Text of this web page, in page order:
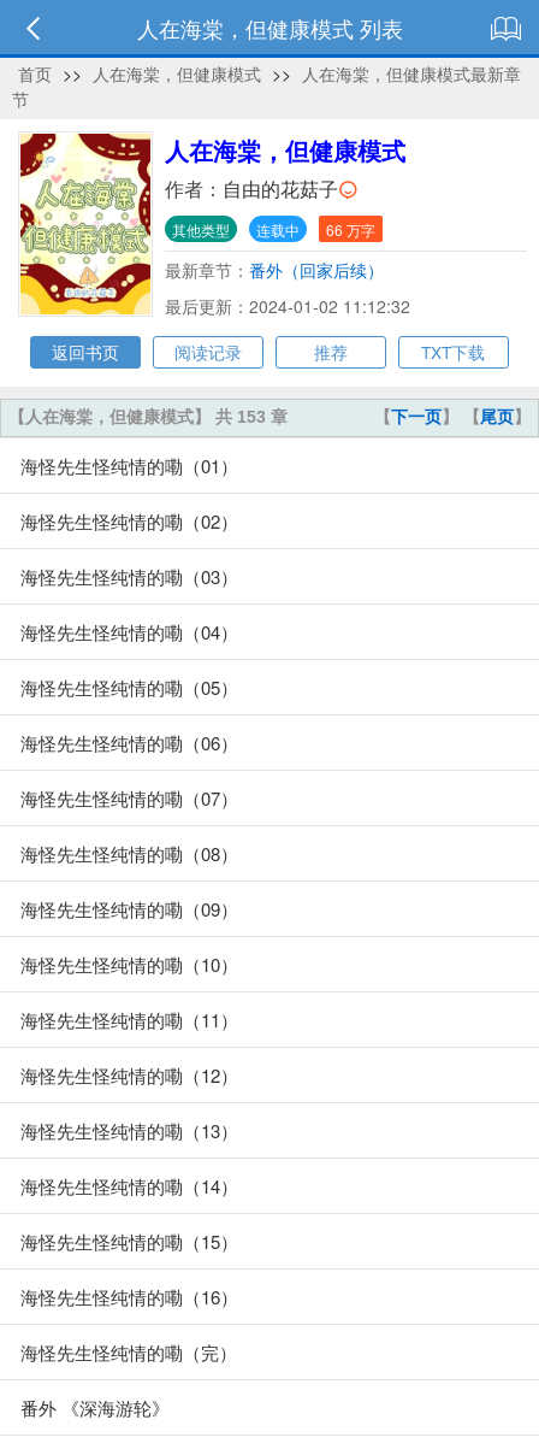
人在海棠，但健康模式 列表
首页 >> 人在海棠，但健康模式 >> 人在海棠，但健康模式最新章
节
人在海棠，但健康模式
作者： 自由的花菇子
其他类型 连载中 66 万字
最新章节： 番外（回家后续）
最后更新：2024-01-02 11:12:32
返回书页
阅读记录 推荐 TXT下载
【下一页】 【尾页】
【人在海棠，但健康模式】 共 153 章
海怪先生怪纯情的嘞（01）
海怪先生怪纯情的嘞（02）
海怪先生怪纯情的嘞（03）
海怪先生怪纯情的嘞（04）
海怪先生怪纯情的嘞（05）
海怪先生怪纯情的嘞（06）
海怪先生怪纯情的嘞（07）
海怪先生怪纯情的嘞（08）
海怪先生怪纯情的嘞（09）
海怪先生怪纯情的嘞（10）
海怪先生怪纯情的嘞（11）
海怪先生怪纯情的嘞（12）
海怪先生怪纯情的嘞（13）
海怪先生怪纯情的嘞（14）
海怪先生怪纯情的嘞（15）
海怪先生怪纯情的嘞（16）
海怪先生怪纯情的嘞（完）
番外 《深海游轮》